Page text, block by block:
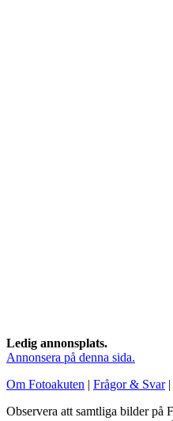
Ledig annonsplats.
Annonsera på denna sida.
Om Fotoakuten | Frågor & Svar|
Observera att samtliga bilder på